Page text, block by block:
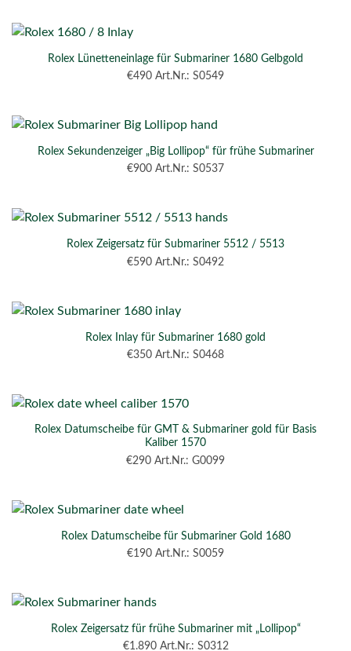
Rolex Lünetteneinlage für Submariner 1680 Gelbgold
€490 Art.Nr.: S0549
Rolex Sekundenzeiger „Big Lollipop“ für frühe Submariner
€900 Art.Nr.: S0537
Rolex Zeigersatz für Submariner 5512 / 5513
€590 Art.Nr.: S0492
Rolex Inlay für Submariner 1680 gold
€350 Art.Nr.: S0468
Rolex Datumscheibe für GMT & Submariner gold für Basis
Kaliber 1570
€290 Art.Nr.: G0099
Rolex Datumscheibe für Submariner Gold 1680
€190 Art.Nr.: S0059
Rolex Zeigersatz für frühe Submariner mit „Lollipop“
€1.890Art.Nr.: S0312